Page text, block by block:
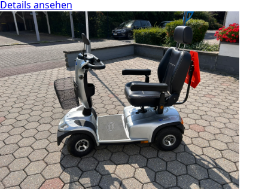
Details ansehen